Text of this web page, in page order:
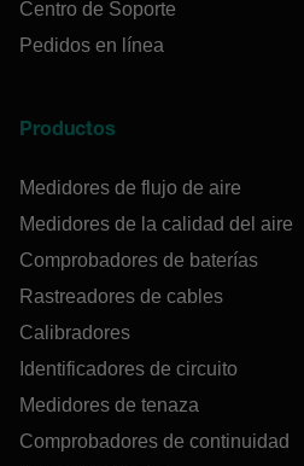
Centro de Soporte
Pedidos en línea
Productos
Medidores de flujo de aire
Medidores de la calidad del aire
Comprobadores de baterías
Rastreadores de cables
Calibradores
Identificadores de circuito
Medidores de tenaza
Comprobadores de continuidad